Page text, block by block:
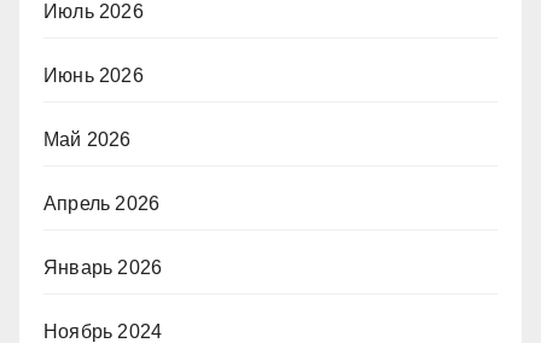
Июль 2026
Июнь 2026
Май 2026
Апрель 2026
Январь 2026
Ноябрь 2024